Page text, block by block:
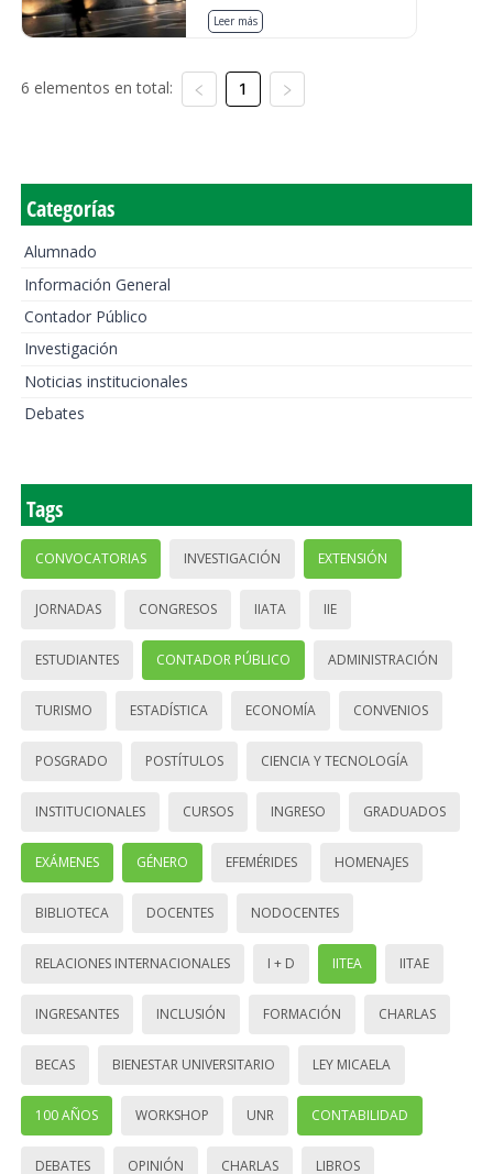
Leer más
6 elementos en total: 1
Categorías
Alumnado
Información General
Contador Público
Investigación
Noticias institucionales
Debates
Tags
CONVOCATORIAS INVESTIGACIÓN EXTENSIÓN
JORNADAS CONGRESOS IIATA IIE
ESTUDIANTES CONTADOR PÚBLICO ADMINISTRACIÓN
TURISMO ESTADÍSTICA ECONOMÍA CONVENIOS
POSGRADO POSTÍTULOS CIENCIA Y TECNOLOGÍA
INSTITUCIONALES CURSOS INGRESO GRADUADOS
EXÁMENES GÉNERO EFEMÉRIDES HOMENAJES
BIBLIOTECA DOCENTES NODOCENTES
RELACIONES INTERNACIONALES I + D IITEA IITAE
INGRESANTES INCLUSIÓN FORMACIÓN CHARLAS
BECAS BIENESTAR UNIVERSITARIO LEY MICAELA
100 AÑOS WORKSHOP UNR CONTABILIDAD
DEBATES OPINIÓN CHARLAS LIBROS